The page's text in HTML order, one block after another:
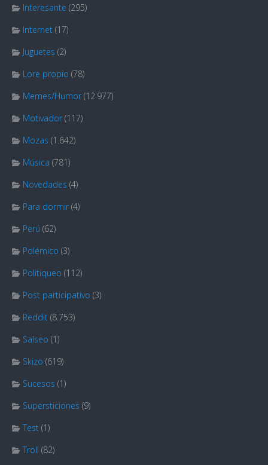
Interesante (295)
Internet (17)
Juguetes (2)
Lore propio (78)
Memes/Humor (12.977)
Motivador (117)
Mozas (1.642)
Música (781)
Novedades (4)
Para dormir (4)
Perú (62)
Polémico (3)
Politiqueo (112)
Post participativo (3)
Reddit (8.753)
Salseo (1)
Skizo (619)
Sucesos (1)
Supersticiones (9)
Test (1)
Troll (82)